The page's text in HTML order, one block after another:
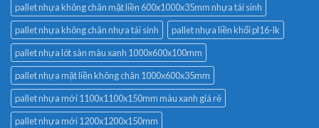
pallet nhựa không chân mặt liền 600x1000x35mm nhựa tái sinh
pallet nhựa không chân nhựa tái sinh
pallet nhựa liền khối pl16-lk
pallet nhựa lót sàn màu xanh 1000x600x100mm
pallet nhựa mặt liền không chân 1000x600x35mm
pallet nhựa mới 1100x1100x150mm màu xanh giá rẻ
pallet nhựa mới 1200x1200x150mm